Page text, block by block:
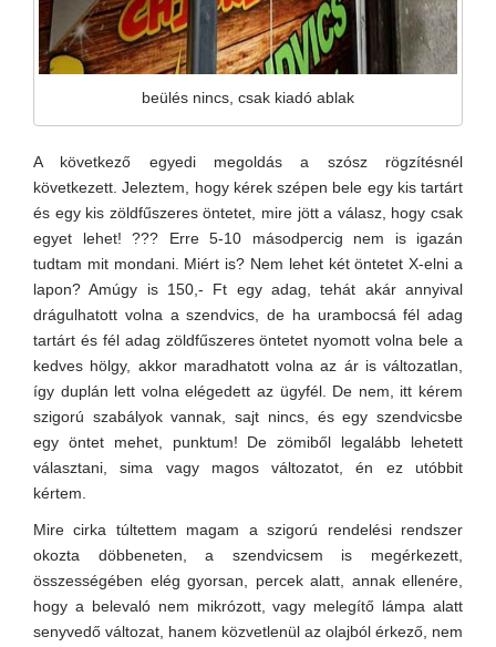
beülés nincs, csak kiadó ablak
A következő egyedi megoldás a szósz rögzítésnél
következett. Jeleztem, hogy kérek szépen bele egy kis tartárt
és egy kis zöldfűszeres öntetet, mire jött a válasz, hogy csak
egyet lehet! ??? Erre 5-10 másodpercig nem is igazán
tudtam mit mondani. Miért is? Nem lehet két öntetet X-elni a
lapon? Amúgy is 150,- Ft egy adag, tehát akár annyival
drágulhatott volna a szendvics, de ha urambocsá fél adag
tartárt és fél adag zöldfűszeres öntetet nyomott volna bele a
kedves hölgy, akkor maradhatott volna az ár is változatlan,
így duplán lett volna elégedett az ügyfél. De nem, itt kérem
szigorú szabályok vannak, sajt nincs, és egy szendvicsbe
egy öntet mehet, punktum! De zömiből legalább lehetett
választani, sima vagy magos változatot, én ez utóbbit
kértem.
Mire cirka túltettem magam a szigorú rendelési rendszer
okozta döbbeneten, a szendvicsem is megérkezett,
összességében elég gyorsan, percek alatt, annak ellenére,
hogy a belevaló nem mikrózott, vagy melegítő lámpa alatt
senyvedő változat, hanem közvetlenül az olajból érkező, nem